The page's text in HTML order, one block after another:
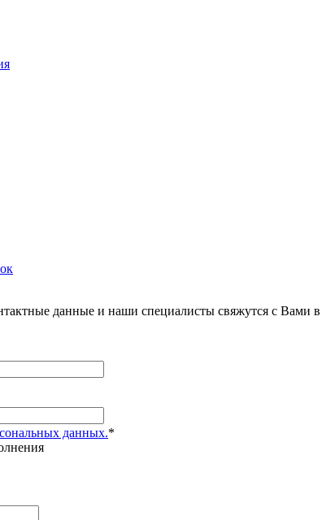
данные и наши специалисты свяжутся с Вами
данных.*